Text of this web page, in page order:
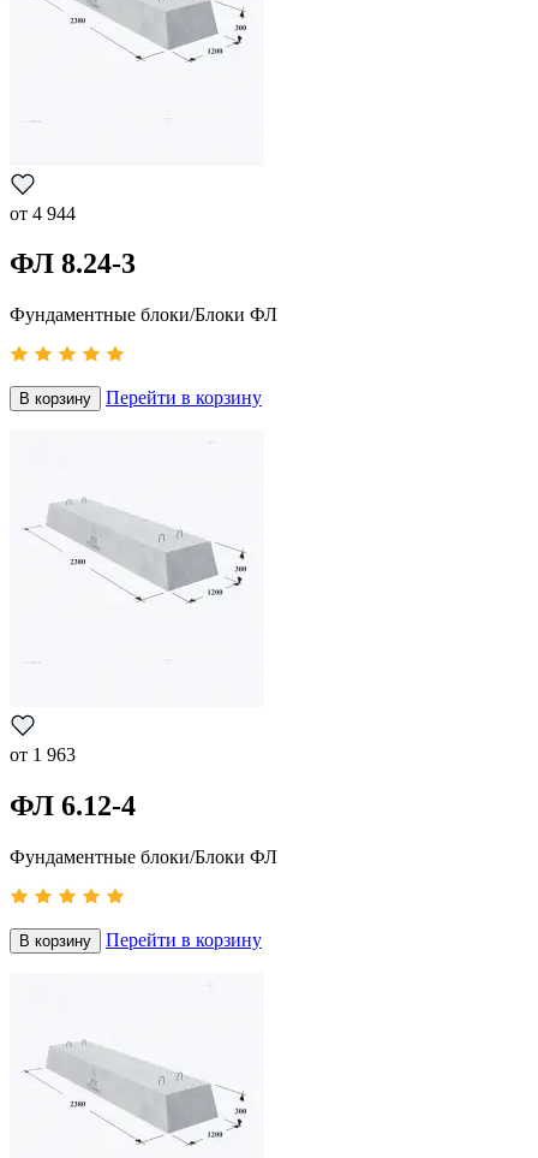
от 4 944
ФЛ 8.24-3
Фундаментные блоки/Блоки ФЛ
В корзину Перейти в корзину
от 1 963
ФЛ 6.12-4
Фундаментные блоки/Блоки ФЛ
В корзину Перейти в корзину